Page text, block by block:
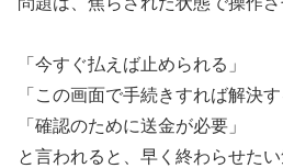
「今すぐ払えば止められる」
「この画面で手続きすれば解決す
「確認のために送金が必要」
と言われると、早く終わらせた